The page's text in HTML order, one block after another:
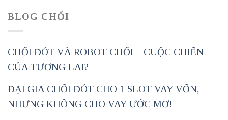
BLOG CHỔI
CHỔI ĐÓT VÀ ROBOT CHỔI – CUỘC CHIẾN
CỦA TƯƠNG LAI?
ĐẠI GIA CHỔI ĐÓT CHO 1 SLOT VAY VỐN,
NHƯNG KHÔNG CHO VAY ƯỚC MƠ!